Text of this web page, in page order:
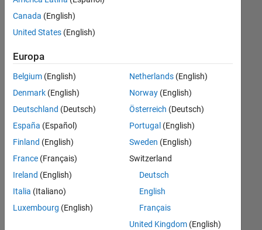
nicht
alle
Stellen
übersetzt.
Sie
nach
einem
Standort,
um
alle
in
Ihrer
Region
Canada (English)
United States (English)
Europa
Belgium (English)
Denmark (English)
Deutschland (Deutsch)
España (Español)
Finland (English)
France (Français)
Ireland (English)
Italia (Italiano)
Luxembourg (English)
Netherlands(English)
Norway(English)
Österreich (Deutsch)
Portugal (English)
Sweden (English)
Switzerland
Deutsch
English
Français
United Kingdom(English)